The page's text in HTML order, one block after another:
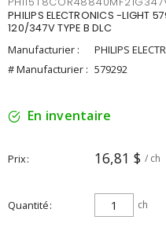
PHILIPS ELECTRONICS -LIGHT
120/347V TYPE B DLC
Manufacturier :
PHILIPS
# Manufacturier : 579292
En inventaire
Prix 16,81 $ / ch
Quantité ch